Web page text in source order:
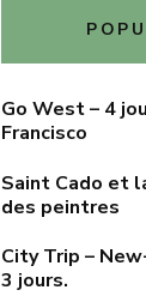
Go West – 4
Francisco
Saint Cado et
des peintres
City Trip –
3 jours.